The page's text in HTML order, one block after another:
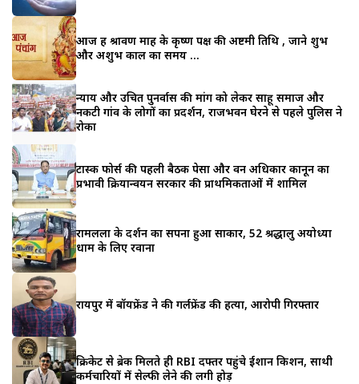
आज हैं श्रावण माह के कृष्ण पक्ष की अष्टमी तिथि , जाने शुभ
और अशुभ काल का समय …
न्याय और उचित पुनर्वास की मांग को लेकर साहू समाज और
नकटी गांव के लोगों का प्रदर्शन, राजभवन घेरने से पहले पुलिस ने
रोका
टास्क फोर्स की पहली बैठक पेसा और वन अधिकार कानून का
प्रभावी क्रियान्वयन सरकार की प्राथमिकताओं में शामिल
रामलला के दर्शन का सपना हुआ साकार, 52 श्रद्धालु अयोध्या
धाम के लिए रवाना
रायपुर में बॉयफ्रेंड ने की गर्लफ्रेंड की हत्या, आरोपी गिरफ्तार
क्रिकेट से ब्रेक मिलते ही RBI दफ्तर पहुंचे ईशान किशन, साथी
कर्मचारियों में सेल्फी लेने की लगी होड़